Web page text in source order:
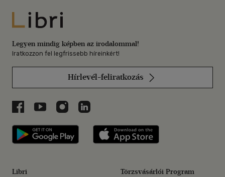
Libri
Legyen mindig képben az irodalommal!
Iratkozzon fel legfrissebb híreinkért!
Hírlevél-feliratkozás
Libri a Facebookon
Libri a Youtube-on
Libri az Instagramon
Libri a LinkedInen
Libri applikáció Szerezd meg: Google
Libri Törzsvásárlói Program